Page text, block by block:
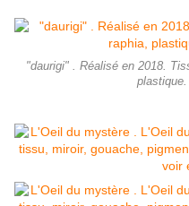
"daurigi" . Réalisé en 2018.